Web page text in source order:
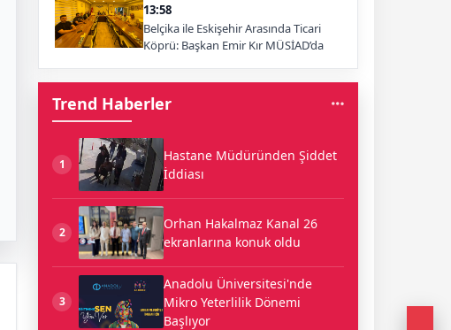
13:58
Belçika ile Eskişehir Arasında Ticari
Köprü: Başkan Emir Kır MÜSİAD’da
Trend Haberler
1
Hastane Müdüründen Şiddet
İddiası
2
Orhan Hakalmaz Kanal 26
ekranlarına konuk oldu
3
Anadolu Üniversitesi'nde
Mikro Yeterlilik Dönemi
Başlıyor